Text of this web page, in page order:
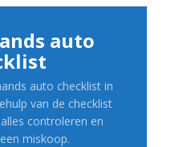
auto
auto checklist in
van de checklist
controleren en
miskoop.